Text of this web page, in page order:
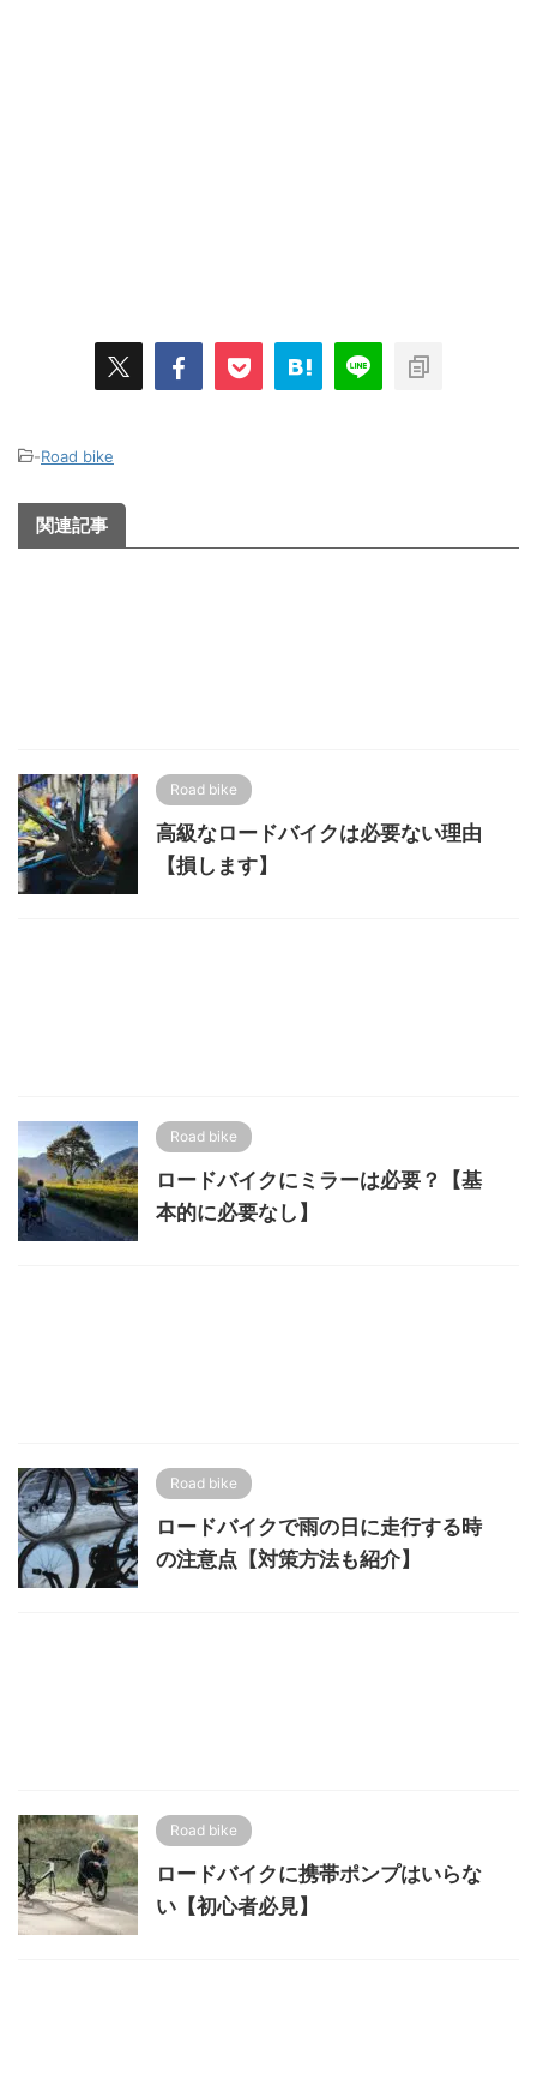
-Road bike
関連記事
Road bike
高級なロードバイクは必要ない理由
【損します】
Road bike
ロードバイクにミラーは必要？【基
本的に必要なし】
Road bike
ロードバイクで雨の日に走行する時
の注意点【対策方法も紹介】
Road bike
ロードバイクに携帯ポンプはいらな
い【初心者必見】